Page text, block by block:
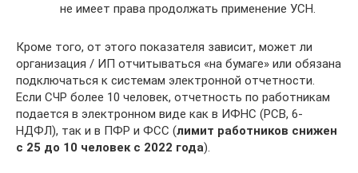
не имеет права продолжать применение УСН.
Кроме того, от этого показателя зависит, может ли
организация / ИП отчитываться «на бумаге» или обязана
подключаться к системам электронной отчетности.
Если СЧР более 10 человек, отчетность по работникам
подается в электронном виде как в ИФНС (РСВ, 6-
НДФЛ), так и в ПФР и ФСС (лимит работников снижен
с 25 до 10 человек с 2022 года).